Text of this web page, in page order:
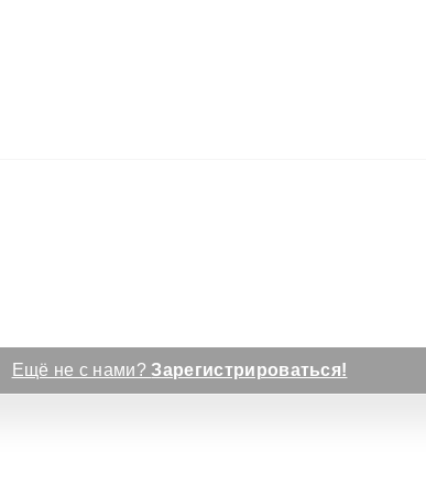
Ещё не с нами?Зарегистрироваться!